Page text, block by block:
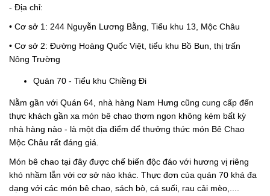
- Địa chỉ:
• Cơ sở 1: 244 Nguyễn Lương Bằng, Tiểu khu 13, Mộc Châu
• Cơ sở 2: Đường Hoàng Quốc Việt, tiểu khu Bồ Bun, thị trấn
Nông Trường
Quán 70 - Tiểu khu Chiềng Đi
Nằm gần với Quán 64, nhà hàng Nam Hưng cũng cung cấp đến
thực khách gần xa món bê chao thơm ngon không kém bất kỳ
nhà hàng nào - là một địa điểm để thưởng thức món Bê Chao
Mộc Châu rất đáng giá.
Món bê chao tại đây được chế biến độc đáo với hương vị riêng
khó nhầm lẫn với cơ sở nào khác. Thực đơn của quán 70 khá đa
dạng với các món bê chao, sách bò, cá suối, rau cải mèo,....